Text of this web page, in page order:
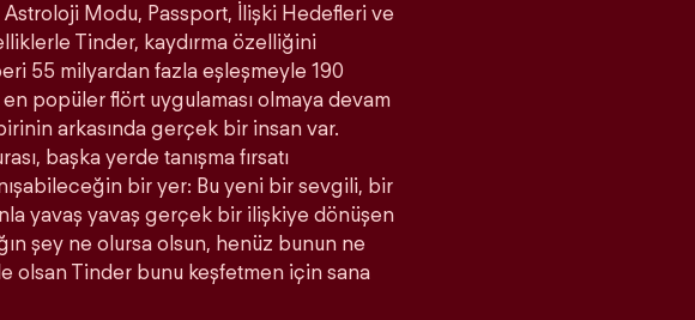
Modu, Passport, İlişki Hedefleri ve
Tinder, kaydırma özelliğini
55 milyardan fazla eşleşmeyle 190
popüler flört uygulaması olmaya devam
arkasında gerçek bir insan var.
başka yerde tanışma fırsatı
bir yer: Bu yeni bir sevgili, bir
yavaş yavaş gerçek bir ilişkiye dönüşen
şey ne olursa olsun, henüz bunun ne
olsan Tinder bunu keşfetmen için sana